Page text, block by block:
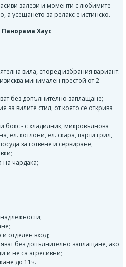
залези и моменти с любимите
а усещането за релакс е истинско.
Хаус
вила, според избрания вариант.
минимален престой от 2
без допълнително заплащане;
за вилите стил, от която се открива
бокс - с хладилник, микровълнова
ел. котлони, ел. скара, парти грил,
за готвене и сервиране,
чардака;
и отделен вход;
без допълнително заплащане, ако
и не са агресивни;
до 11ч.